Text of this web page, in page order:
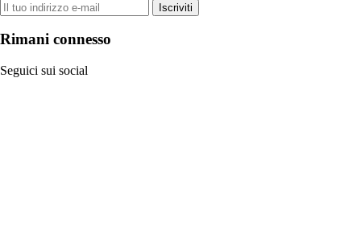
Iscriviti
Rimani connesso
Seguici sui social